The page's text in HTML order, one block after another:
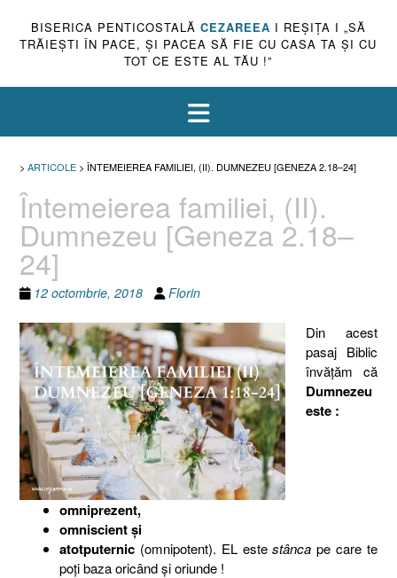
BISERICA PENTICOSTALĂ CEZAREEA I REŞIŢA I „SĂ
TRĂIEŞTI ÎN PACE, ŞI PACEA SĂ FIE CU CASA TA ŞI CU
TOT CE ESTE AL TĂU !”
> ARTICOLE > ÎNTEMEIEREA FAMILIEI, (II). DUMNEZEU [GENEZA 2.18–24]
Întemeierea familiei, (II).
Dumnezeu [Geneza 2.18–
24]
12 octombrie, 2018 Florin
Din acest
pasaj Biblic
învăţăm că
Dumnezeu
este :
omniprezent,
omniscient şi
atotputernic (omnipotent). EL estestânca pe care te
poţi baza oricând şi oriunde !